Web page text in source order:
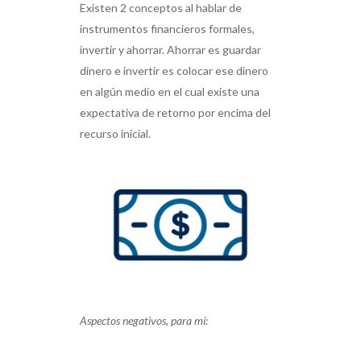
Existen 2 conceptos al hablar de
instrumentos financieros formales,
invertir y ahorrar. Ahorrar es guardar
dinero e invertir es colocar ese dinero
en algún medio en el cual existe una
expectativa de retorno por encima del
recurso inicial.
Aspectos negativos, para mí: